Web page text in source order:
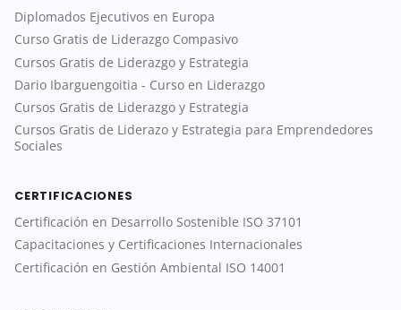
Diplomados Ejecutivos en Europa
Curso Gratis de Liderazgo Compasivo
Cursos Gratis de Liderazgo y Estrategia
Dario Ibarguengoitia - Curso en Liderazgo
Cursos Gratis de Liderazgo y Estrategia
Cursos Gratis de Liderazo y Estrategia para Emprendedores
Sociales
CERTIFICACIONES
Certificación en Desarrollo Sostenible ISO 37101
Capacitaciones y Certificaciones Internacionales
Certificación en Gestión Ambiental ISO 14001